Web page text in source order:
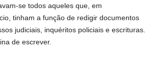
se todos aqueles que, em
tinham a função de redigir documentos
judiciais, inquéritos policiais e escrituras.
de escrever.